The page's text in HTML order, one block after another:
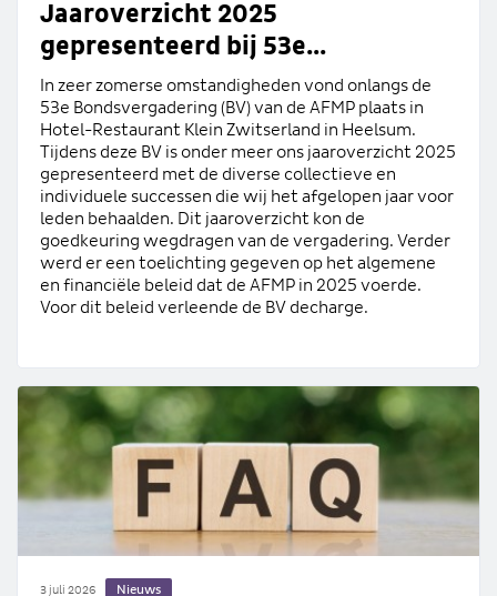
Jaaroverzicht 2025
gepresenteerd bij 53e...
In zeer zomerse omstandigheden vond onlangs de
53e Bondsvergadering (BV) van de AFMP plaats in
Hotel-Restaurant Klein Zwitserland in Heelsum.
Tijdens deze BV is onder meer ons jaaroverzicht 2025
gepresenteerd met de diverse collectieve en
individuele successen die wij het afgelopen jaar voor
leden behaalden. Dit jaaroverzicht kon de
goedkeuring wegdragen van de vergadering. Verder
werd er een toelichting gegeven op het algemene
en financiële beleid dat de AFMP in 2025 voerde.
Voor dit beleid verleende de BV decharge.
3 juli 2026 Nieuws